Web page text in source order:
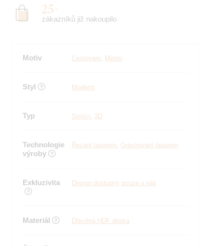
25+
zákazníků již nakoupilo
Motiv Cestování, Město
Styl Moderní
Typ Stojící, 3D
Technologie
výroby
Řezání laserem, Gravírování laserem
Exkluzivita Design dostupný pouze u nás
Materiál Dřevěná HDF deska